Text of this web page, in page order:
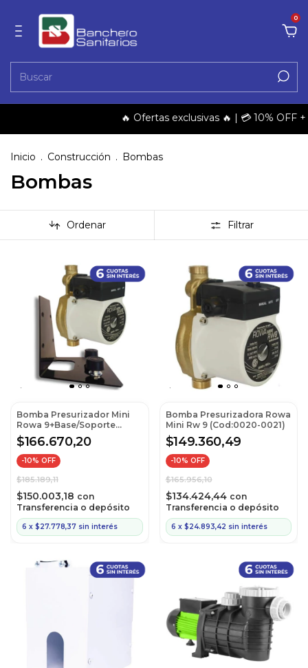
0
🔥 Ofertas exclusivas 🔥 | 💳 10% OFF + 3 y
Inicio . Construcción . Bombas
Bombas
Ordenar Filtrar
Bomba Presurizador Mini
Rowa 9+Base/Soporte
Antivib.
$166.670,20
-10% OFF
$185.189,11
$150.003,18 con
Transferencia o depósito
6 x $27.778,37 sin interés
Bomba Presurizadora Rowa
Mini Rw 9 (Cod:0020-0021)
$149.360,49
-10% OFF
$165.956,10
$134.424,44 con
Transferencia o depósito
6 x $24.893,42 sin interés